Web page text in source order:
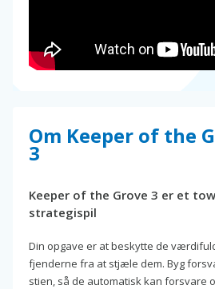
Om Keeper of the
3
Keeper of the Grove 3 er et
strategispil
Din opgave er at beskytte de
fjenderne fra at stjæle dem. Byg
stien, så de automatisk kan forsvare